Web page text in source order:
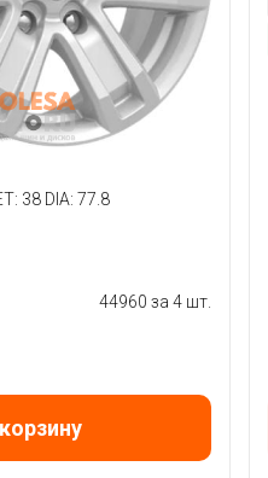
38 DIA: 77.8
44960 за 4 шт.